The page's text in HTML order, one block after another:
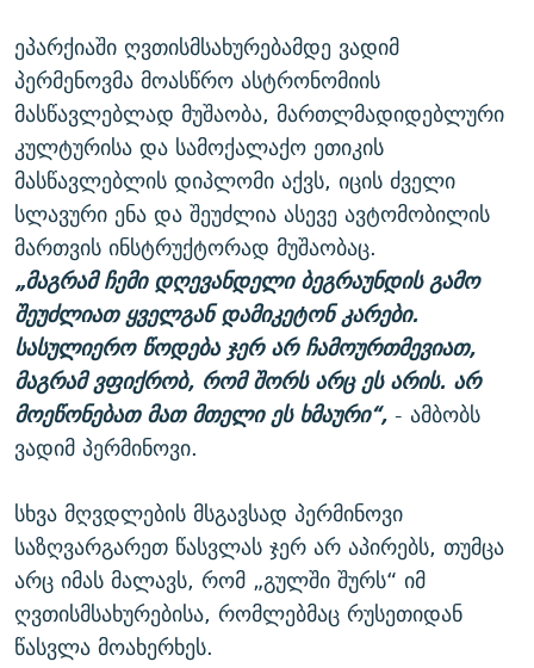
ეპარქიაში ღვთისმსახურებამდე ვადიმ
პერმენოვმა მოასწრო ასტრონომიის
მასწავლებლად მუშაობა, მართლმადიდებლური
კულტურისა და სამოქალაქო ეთიკის
მასწავლებლის დიპლომი აქვს, იცის ძველი
სლავური ენა და შეუძლია ასევე ავტომობილის
მართვის ინსტრუქტორად მუშაობაც.
„მაგრამ ჩემი დღევანდელი ბეგრაუნდის გამო
შეუძლიათ ყველგან დამიკეტონ კარები.
სასულიერო წოდება ჯერ არ ჩამოურთმევიათ,
მაგრამ ვფიქრობ, რომ შორს არც ეს არის. არ
მოეწონებათ მათ მთელი ეს ხმაური“,- ამბობს
ვადიმ პერმინოვი.
სხვა მღვდლების მსგავსად პერმინოვი
საზღვარგარეთ წასვლას ჯერ არ აპირებს, თუმცა
არც იმას მალავს, რომ „გულში შურს“ იმ
ღვთისმსახურებისა, რომლებმაც რუსეთიდან
წასვლა მოახერხეს.